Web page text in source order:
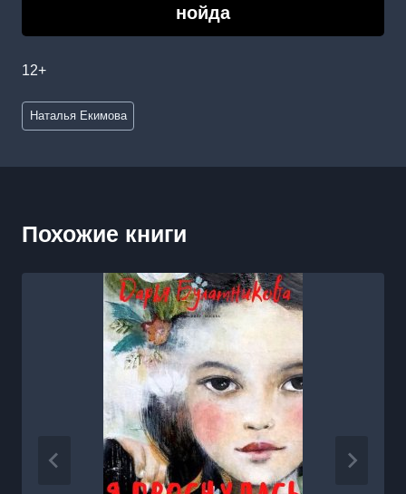
нойда
12+
Метки
записи:
Наталья Екимова
Похожие книги